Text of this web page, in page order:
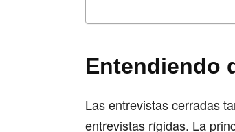
Entendiendo
Las entrevistas cerradas
entrevistas rígidas. La